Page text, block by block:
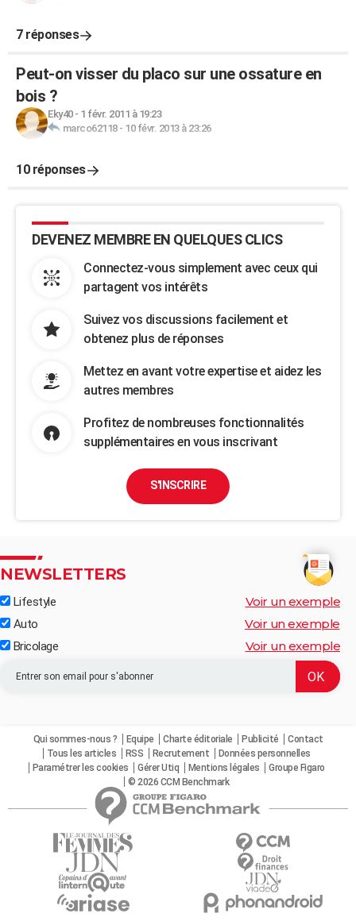
7 réponses
Peut-on visser du placo sur une ossature en
bois ?
Eky40- 1 févr. 2011 à 19:23
marco62118- 10 févr. 2013 à 23:26
10 réponses
DEVENEZ MEMBRE EN QUELQUES CLICS
Connectez-vous simplement avec ceux qui
partagent vos intérêts
Suivez vos discussions facilement et
obtenez plus de réponses
Mettez en avant votre expertise et aidez les
autres membres
Profitez de nombreuses fonctionnalités
supplémentaires en vous inscrivant
S'INSCRIRE
NEWSLETTERS
Lifestyle Voir un exemple
Auto Voir un exemple
Bricolage Voir un exemple
Qui sommes-nous ? Equipe Charte éditoriale Publicité
Contact
Tous les articles
RSS Recrutement
Données personnelles
Paramétrer les cookies
Gérer Utiq Mentions légales
Groupe Figaro
© 2026 CCM Benchmark